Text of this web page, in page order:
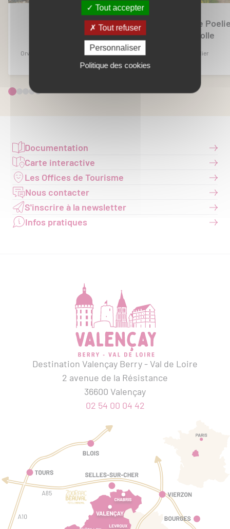
Orville - Les Hauts
Orville
Dun le
Marivolle
Dun-le-Poëlier
Documentation
Carte interactive
Les Offices de Tourisme
Nous contacter
S'inscrire à la newsletter
Infos pratiques
Destination Valençay Berry - Val de Loire
2 avenue de la Résistance
36600 Valençay
02 54 00 04 42
Tout accepter
Tout refuser
Personnaliser
Politique des cookies